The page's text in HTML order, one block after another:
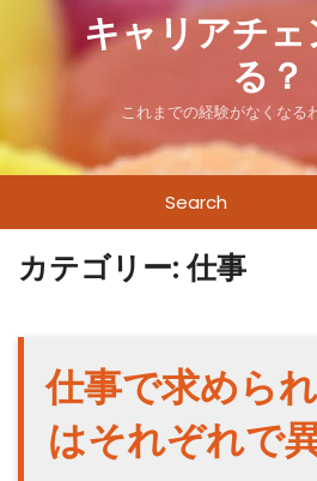
content
キャリアチ
る？
これまでの経験がなくなる
for:
カテゴリー:仕事
仕事で求めら
はそれぞれで